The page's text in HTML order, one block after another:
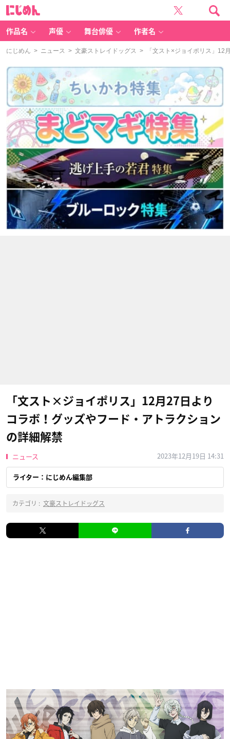
作品名 声優 舞台俳優 作者名
にじめん > ニュース > 文豪ストレイドッグス > 「文スト×ジョイポリス」12
「文スト×ジョイポリス」12月27日より
コラボ！グッズやフード・アトラクション
の詳細解禁
ニュース 2023年12月19日 14:31
ライター：にじめん編集部
カテゴリ : 文豪ストレイドッグス